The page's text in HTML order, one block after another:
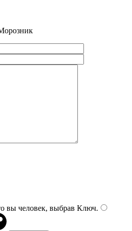
вы человек, выбрав Ключ.